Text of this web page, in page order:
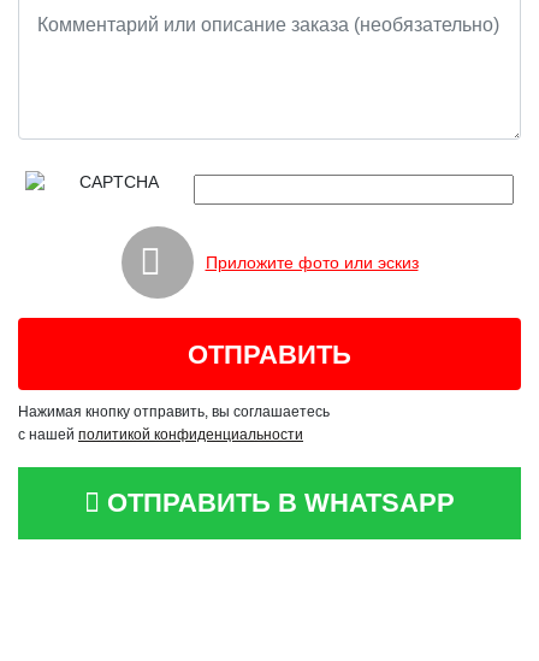
Приложите фото или эскиз
Нажимая кнопку отправить, вы соглашаетесь
с нашей политикой конфиденциальности
ОТПРАВИТЬ В WHATSAPP